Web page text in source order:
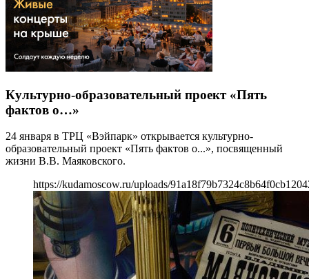
Культурно-образовательный проект «Пять
фактов о…»
24 января в ТРЦ «Вэйпарк» открывается культурно-
образовательный проект «Пять фактов о...», посвященный
жизни В.В. Маяковского.
https://kudamoscow.ru/uploads/